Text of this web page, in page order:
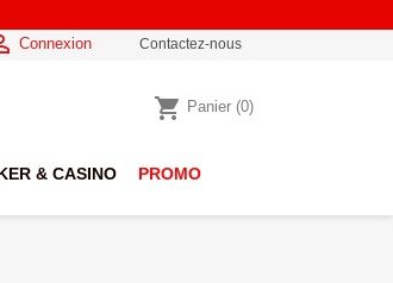
Connexion Contactez-nous
shopping_cart Panier (0)
& CASINO PROMO